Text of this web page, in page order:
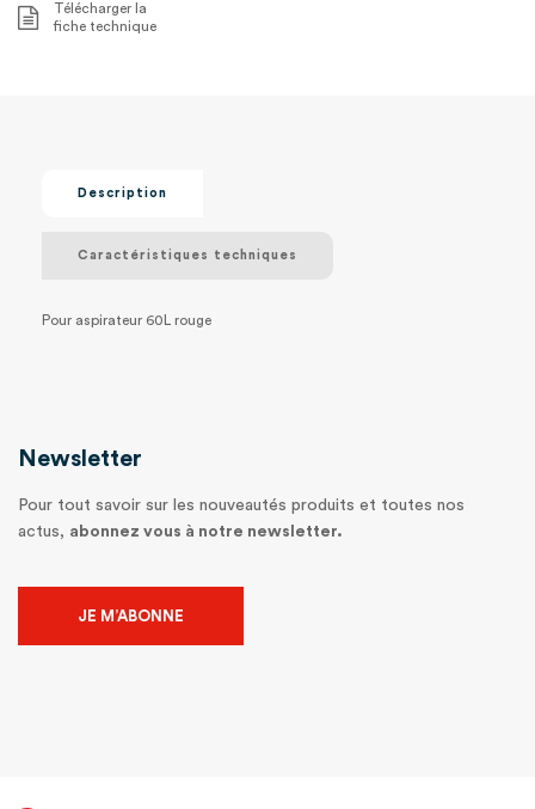
Télécharger la
fiche technique
Description
Caractéristiques techniques
Pour aspirateur 60L rouge
Newsletter
Pour tout savoir sur les nouveautés produits et toutes nos
actus, abonnez vous à notre newsletter.
JE M’ABONNE